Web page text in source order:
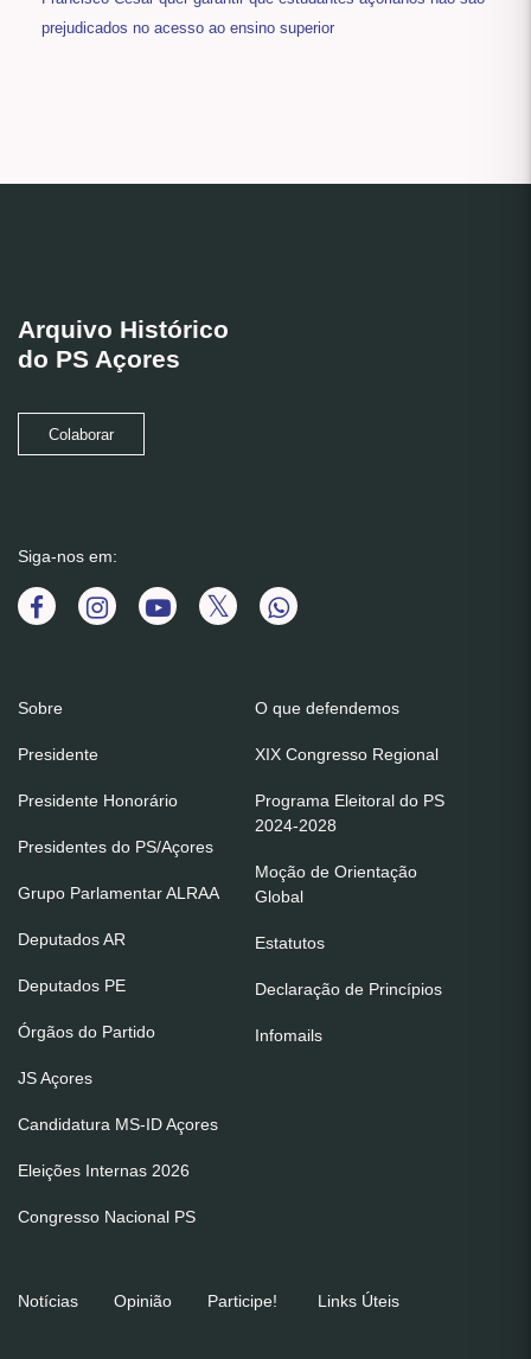
prejudicados no acesso ao ensino superior
Arquivo Histórico
do PS Açores
Colaborar
Siga-nos em:
Sobre
Presidente
Presidente Honorário
Presidentes do PS/Açores
Grupo Parlamentar ALRAA
Deputados AR
Deputados PE
Órgãos do Partido
JS Açores
Candidatura MS-ID Açores
Eleições Internas 2026
Congresso Nacional PS
O que defendemos
XIX Congresso Regional
Programa Eleitoral do PS
2024-2028
Moção de Orientação
Global
Estatutos
Declaração de Princípios
Infomails
Notícias Opinião Participe! Links Úteis